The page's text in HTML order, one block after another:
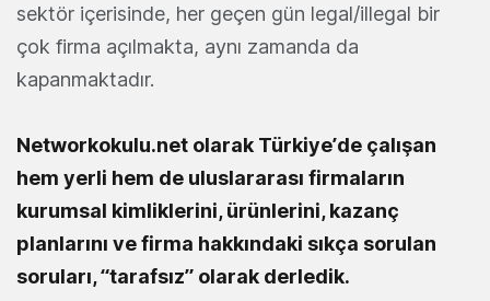
sektör içerisinde, her geçen gün legal/illegal bir
çok firma açılmakta, aynı zamanda da
kapanmaktadır.
Networkokulu.net olarak Türkiye’de çalışan
hem yerli hem de uluslararası firmaların
kurumsal kimliklerini, ürünlerini, kazanç
planlarını ve firma hakkındaki sıkça sorulan
soruları, “tarafsız” olarak derledik.